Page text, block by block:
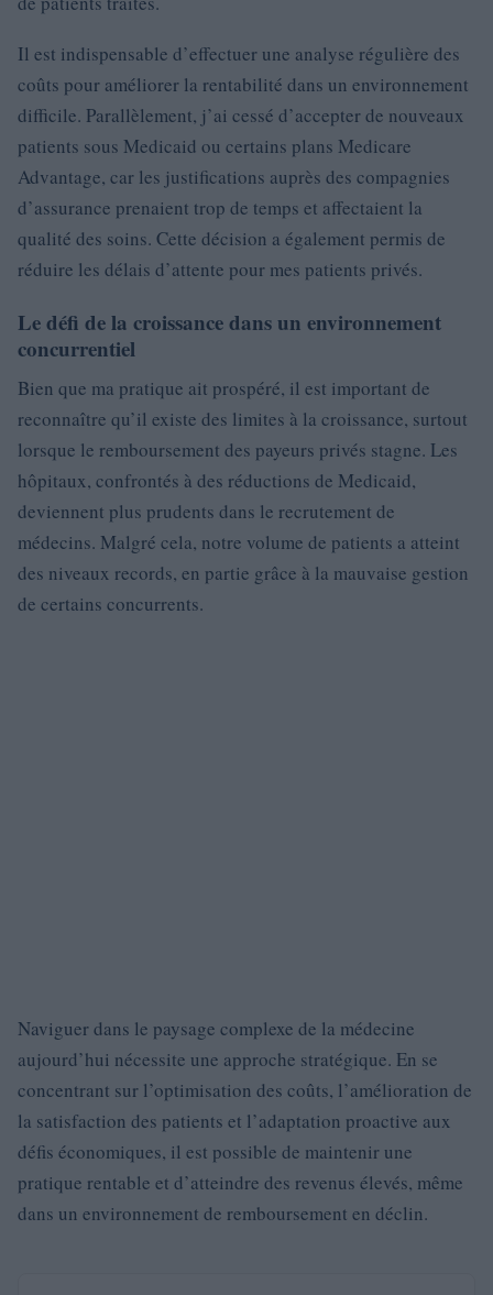
Il est indispensable d’effectuer une analyse régulière des
coûts pour améliorer la rentabilité dans un environnement
difficile. Parallèlement, j’ai cessé d’accepter de nouveaux
patients sous Medicaid ou certains plans Medicare
Advantage, car les justifications auprès des compagnies
d’assurance prenaient trop de temps et affectaient la
qualité des soins. Cette décision a également permis de
réduire les délais d’attente pour mes patients privés.
Le défi de la croissance dans un environnement
concurrentiel
Bien que ma pratique ait prospéré, il est important de
reconnaître qu’il existe des limites à la croissance, surtout
lorsque le remboursement des payeurs privés stagne. Les
hôpitaux, confrontés à des réductions de Medicaid,
deviennent plus prudents dans le recrutement de
médecins. Malgré cela, notre volume de patients a atteint
des niveaux records, en partie grâce à la mauvaise gestion
de certains concurrents.
Naviguer dans le paysage complexe de la médecine
aujourd’hui nécessite une approche stratégique. En se
concentrant sur l’optimisation des coûts, l’amélioration de
la satisfaction des patients et l’adaptation proactive aux
défis économiques, il est possible de maintenir une
pratique rentable et d’atteindre des revenus élevés, même
dans un environnement de remboursement en déclin.